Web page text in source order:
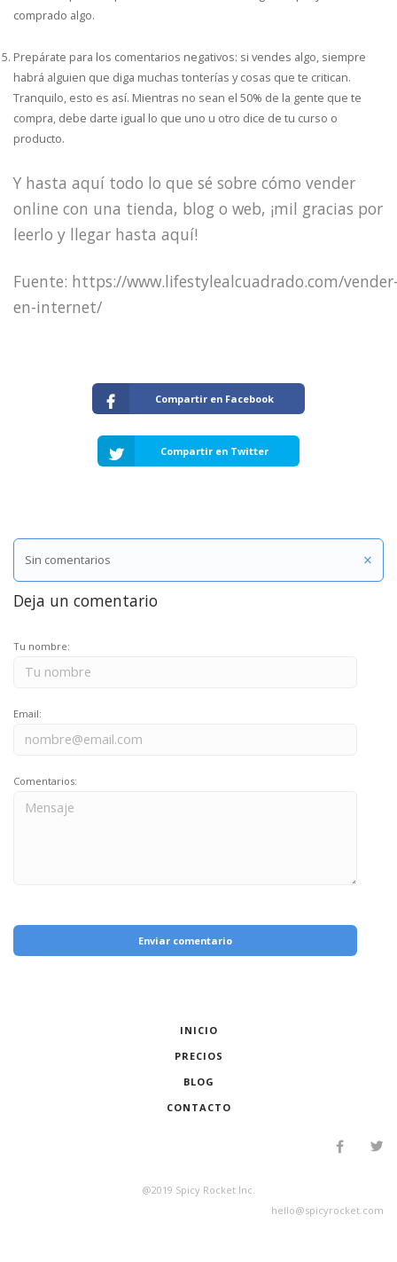
comprado algo.
Prepárate para los comentarios negativos: si vendes algo, siempre
habrá alguien que diga muchas tonterías y cosas que te critican.
Tranquilo, esto es así. Mientras no sean el 50% de la gente que te
compra, debe darte igual lo que uno u otro dice de tu curso o
producto.
Y hasta aquí todo lo que sé sobre cómo vender
online con una tienda, blog o web, ¡mil gracias por
leerlo y llegar hasta aquí!
Fuente: https://www.lifestylealcuadrado.com/
en-internet/
Compartir en Facebook
Compartir en Twitter
Sin comentarios
×
Deja un comentario
Tu nombre:
Email:
Comentarios:
Enviar comentario
INICIO
PRECIOS
BLOG
CONTACTO
@2019 Spicy Rocket Inc.
hello@spicyrocket.com